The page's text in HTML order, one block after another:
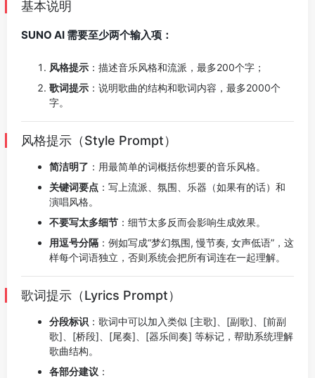
基本说明
SUNO AI 需要至少两个输入项：
风格提示 ：描述音乐风格和流派，最多200个字；
歌词提示 ：说明歌曲的结构和歌词内容，最多2000个
字。
风格提示（Style Prompt）
简洁明了 ：用最简单的词概括你想要的音乐风格。
关键词要点 ：写上流派、氛围、乐器（如果有的话）和
演唱风格。
不要写太多细节 ：细节太多反而会影响生成效果。
用逗号分隔 ：例如写成“梦幻氛围, 慢节奏, 女声低语”，这
样每个词语独立，否则系统会把所有词连在一起理解。
歌词提示（Lyrics Prompt）
分段标识 ：歌词中可以加入类似 [主歌]、[副歌]、[前副
歌]、[桥段]、[尾奏]、[器乐间奏] 等标记，帮助系统理解
歌曲结构。
各部分建议 ：